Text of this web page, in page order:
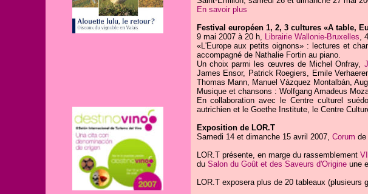
En savoir plus
Festival européen 1, 2, 3 cultures «A table,
9 mai 2007 à 20 h, Librairie Wallonie-Bruxelles,
«L'Europe aux petits oignons» : lectures et
accompagné de Nathalie Fortin au piano.
Un choix parmi les œuvres de Michel Onfray,
James Ensor, Patrick Roegiers, Emile
Thomas Mann, Manuel Vázquez Montalbán,
Musique et chansons : Wolfgang Amadeus
En collaboration avec le Centre culturel
autrichien et le Goethe Institute, le Centre
Exposition de LOR.T
Samedi 14 et dimanche 15 avril 2007, Corum de
LOR.T présente, en marge du rassemblement
du Salon du Goût et des Saveurs d'Origineune
LOR.T exposera plus de 20 tableaux (plusieurs